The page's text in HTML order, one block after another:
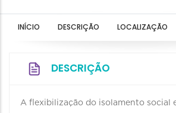
INÍCIO DESCRIÇÃO LOCALIZAÇÃO
DESCRIÇÃO
A flexibilização do isolamento social